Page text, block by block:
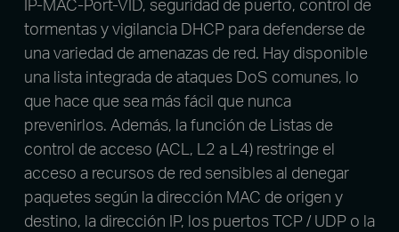
tormentas y vigilancia DHCP para defenderse de
una variedad de amenazas de red. Hay disponible
una lista integrada de ataques DoS comunes, lo
que hace que sea más fácil que nunca
prevenirlos. Además, la función de Listas de
control de acceso (ACL, L2 a L4) restringe el
acceso a recursos de red sensibles al denegar
paquetes según la dirección MAC de origen y
destino, la dirección IP, los puertos TCP / UDP o la